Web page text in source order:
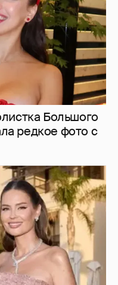
Большого
редкое фото с